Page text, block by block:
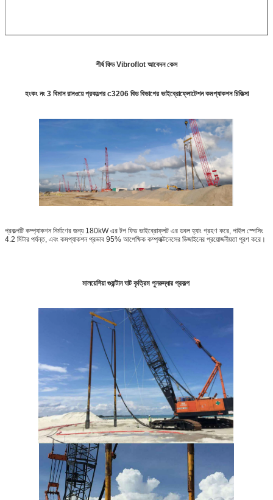
শীর্ষ ফিড Vibroflot আবেদন কেস
হংকং নং 3 বিমান রানওয়ে প্রকল্পের c3206 বিড বিভাগের ভাইব্রোফ্লোটেশন কমপ্যাকশন চিকিত্সা
প্রকল্পটি কম্প্যাকশন নির্মাণের জন্য 180kW এর টপ ফিড ভাইব্রোফ্লট এর ডবল হ্যাং গ্রহণ করে, পাইল স্পেসিং
4.2 মিটার পর্যন্ত, এবং কমপ্যাকশন প্রভাব 95% আপেক্ষিক কম্প্যাক্টনেসের ডিজাইনের প্রয়োজনীয়তা পূরণ করে।
মালয়েশিয়া গুয়ান্টান ঘাট কৃত্রিম পুনরুদ্ধার প্রকল্প